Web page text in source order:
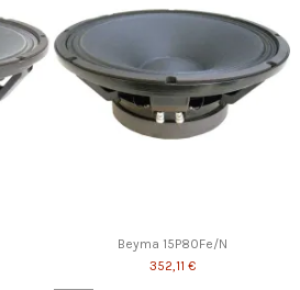
Beyma 15P80Fe/N
352,11 €